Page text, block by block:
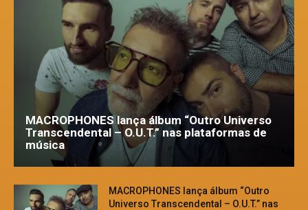
MACROPHONES lança álbum “Outro Universo
Transcendental – O.U.T.” nas plataformas de
música
MACROPHONES lança álbum “Outro
Universo Transcendental – O.U.T.” nas